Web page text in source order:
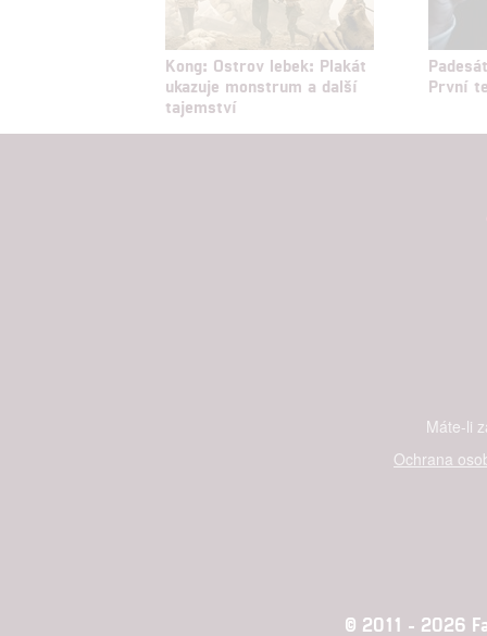
Kong: Ostrov lebek: Plakát
ukazuje monstrum a další
tajemství
První
Máte-li
Ochrana
© 2011 - 2026